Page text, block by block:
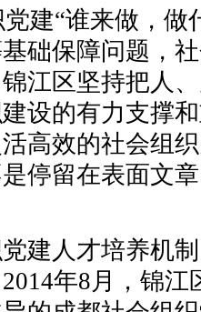
建“谁来做，做
础保障问题，
江区坚持把人
设的有力支撑
高效的社会组
停留在表面文
建人才培养机
年8月，锦江